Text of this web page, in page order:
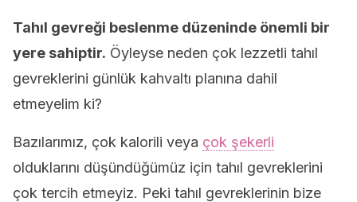
Tahıl gevreği beslenme düzeninde önemli bir
yere sahiptir. Öyleyse neden çok lezzetli tahıl
gevreklerini günlük kahvaltı planına dahil
etmeyelim ki?
Bazılarımız, çok kalorili veya çok şekerli
olduklarını düşündüğümüz için tahıl gevreklerini
çok tercih etmeyiz. Peki tahıl gevreklerinin bize